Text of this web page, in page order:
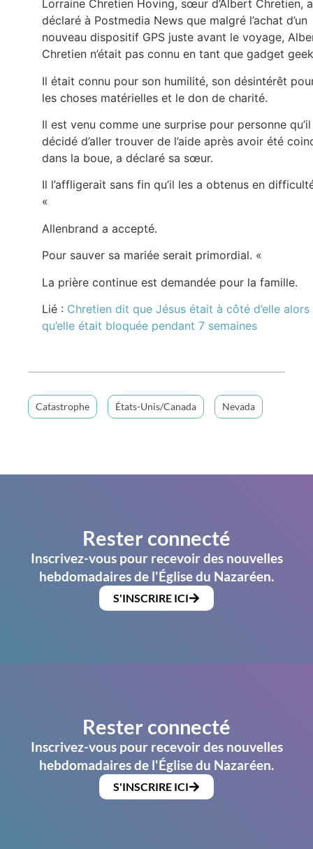
Lorraine Chretien Hoving, sœur d’Albert Chretien, a
déclaré à Postmedia News que malgré l’achat d’un
nouveau dispositif GPS juste avant le voyage,
Chretien n’était pas connu en tant que gadget
Il était connu pour son humilité, son désintérêt
les choses matérielles et le don de charité.
Il est venu comme une surprise pour personne
décidé d’aller trouver de l’aide après avoir été
dans la boue, a déclaré sa sœur.
Il l’affligerait sans fin qu’il les a obtenus en
«
Allenbrand a accepté.
Pour sauver sa mariée serait primordial. «
La prière continue est demandée pour la famille.
Lié : Chretien dit que Jésus était à côté d’elle alors
qu’elle était bloquée pendant 7 semaines
Catastrophe États-Unis/Canada Nevada
Rester connecté
Inscrivez-vous pour recevoir des nouvelles
hebdomadaires de l'Église du Nazaréen.
S'INSCRIRE ICI
Rester connecté
Inscrivez-vous pour recevoir des nouvelles
hebdomadaires de l'Église du Nazaréen.
S'INSCRIRE ICI